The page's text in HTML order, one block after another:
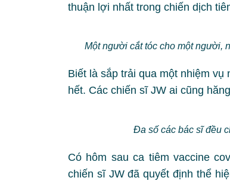
thuận lợi nhất trong chiến dịch
Một người cắt tóc cho một người,
Biết là sắp trải qua một nhiệm
hết. Các chiến sĩ JW ai cũng
Đa số các bác sĩ đều
Có hôm sau ca tiêm vaccine
chiến sĩ JW đã quyết định thể